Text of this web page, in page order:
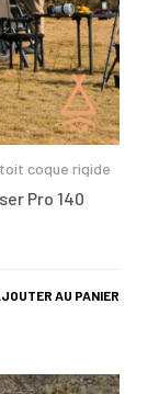
coque rigide
Pro 140
AU PANIER